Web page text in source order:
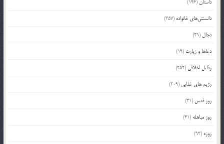
داستان(146)
دانستنی‌های خانواده (357)
دجال (29)
دعاها و زیارت (19)
رذایل اخلاقی (252)
رژیم های غذایی (209)
روز قدس (31)
روز مباهله (41)
روزه (93)